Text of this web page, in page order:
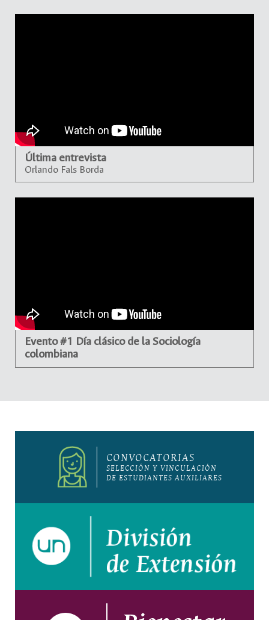
Última entrevista
Orlando Fals Borda
Evento #1 Día clásico de la Sociología
colombiana
CONVOCATORIAS
SELECCIÓN Y VINCULACIÓN
DE ESTUDIANTES AUXILIARES